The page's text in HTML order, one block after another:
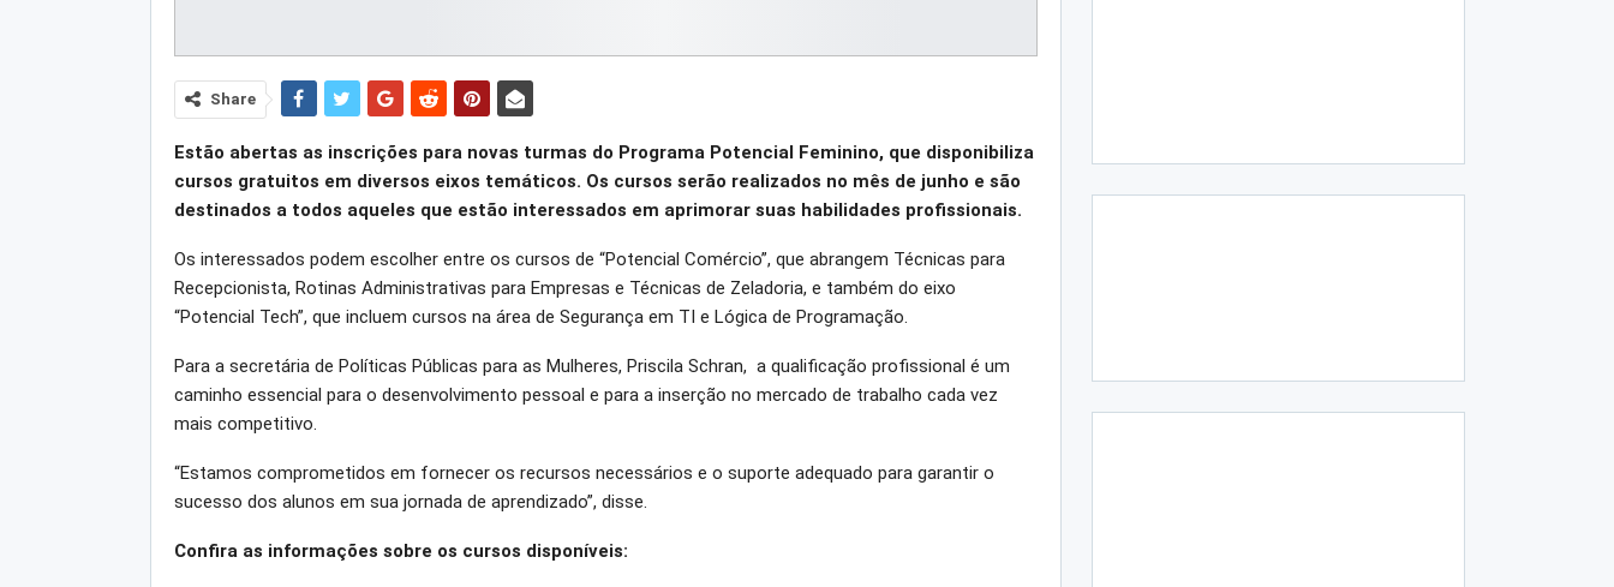
Share
Estão abertas as inscrições para novas turmas do Programa Potencial Feminino, que disponibiliza
cursos gratuitos em diversos eixos temáticos. Os cursos serão realizados no mês de junho e são
destinados a todos aqueles que estão interessados em aprimorar suas habilidades profissionais.
Os interessados podem escolher entre os cursos de “Potencial Comércio”, que abrangem Técnicas para
Recepcionista, Rotinas Administrativas para Empresas e Técnicas de Zeladoria, e também do eixo
“Potencial Tech”, que incluem cursos na área de Segurança em TI e Lógica de Programação.
Para a secretária de Políticas Públicas para as Mulheres, Priscila Schran, a qualificação profissional é um
caminho essencial para o desenvolvimento pessoal e para a inserção no mercado de trabalho cada vez
mais competitivo.
“Estamos comprometidos em fornecer os recursos necessários e o suporte adequado para garantir o
sucesso dos alunos em sua jornada de aprendizado”, disse.
Confira as informações sobre os cursos disponíveis: